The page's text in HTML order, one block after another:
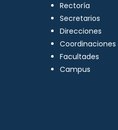
Rectoría
Secretarios
Direcciones
Coordinaciones
Facultades
Campus